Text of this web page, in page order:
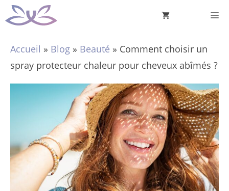
Aller
au
Accueil » Blog » Beauté » Comment choisir un
spray protecteur chaleur pour cheveux abîmés ?